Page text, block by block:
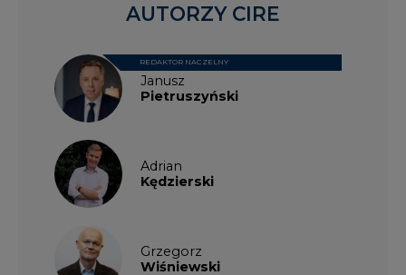
Janusz
Pietruszyński
REDAKTOR NACZELNY
Adrian
Kędzierski
Grzegorz
Wiśniewski
AUTORZY CIRE